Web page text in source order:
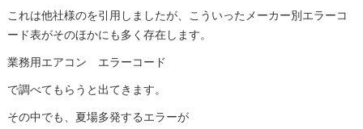
これは他社様のを引用しましたが、こういったメーカー別エラーコ
ード表がそのほかにも多く存在します。
業務用エアコン エラーコード
で調べてもらうと出てきます。
その中でも、夏場多発するエラーが